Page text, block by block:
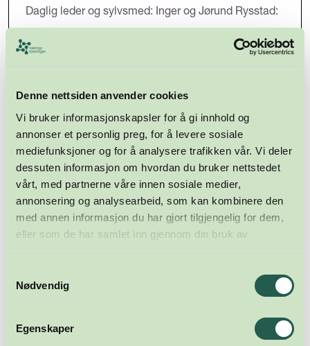
Denne nettsiden anvender cookies
Vi bruker informasjonskapsler for å gi innhold og
annonser et personlig preg, for å levere sosiale
mediefunksjoner og for å analysere trafikken vår. Vi deler
dessuten informasjon om hvordan du bruker nettstedet
vårt, med partnerne våre innen sosiale medier,
annonsering og analysearbeid, som kan kombinere den
med annen informasjon du har gjort tilgjengelig for dem,
eller som de har samlet inn gjennom din bruk av
tjenestene deres.
Nødvendig
Egenskaper
Daglig leder og sylvsmed: Inger og Jørund Rysstad:
- Vi produserer håndlaga bunadsølv og er en av de
største håndverksbedrifter i landsdelen som har
smedtradisjonen 300 år tilbake. Sterke tradisjoner
blir stolt tatt vare på. Kvalitet og det ekte håndlagde
er en selvfølge. Våre sølvsmeder gir gjerne råd om
hvilket sølv som er det riktige til din bunad.
- Vi velger Næringsforeningen fordi vi er en del av
regionens næringsliv og ser på foreningen som en
viktig aktør for å fremme næringspolitiske interesser.
Bygge nettverk og få nye relasjoner slik at det ekte
bunadsølvet fra RysstadSylv kan pryde enda flere
bunader.